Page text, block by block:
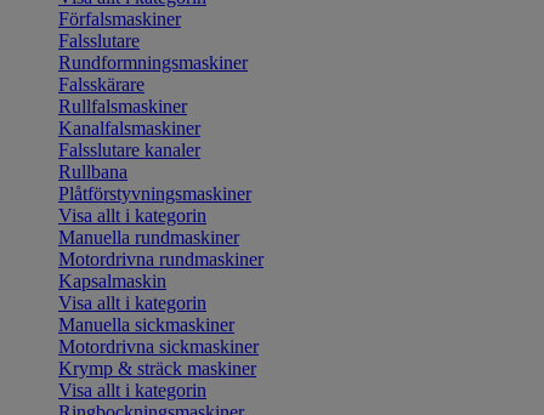
Förfalsmaskiner
Falsslutare
Rundformningsmaskiner
Falsskärare
Rullfalsmaskiner
Kanalfalsmaskiner
Falsslutare kanaler
Rullbana
Plåtförstyvningsmaskiner
Visa allt i kategorin
Manuella rundmaskiner
Motordrivna rundmaskiner
Kapsalmaskin
Visa allt i kategorin
Manuella sickmaskiner
Motordrivna sickmaskiner
Krymp & sträck maskiner
Visa allt i kategorin